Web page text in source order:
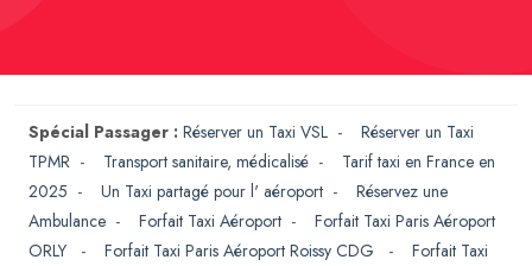
Spécial Passager : Réserver un Taxi VSL - Réserver un Taxi
TPMR - Transport sanitaire, médicalisé - Tarif taxi en France en
2025 - Un Taxi partagé pour l' aéroport - Réservez une
Ambulance - Forfait Taxi Aéroport - Forfait Taxi Paris Aéroport
ORLY
- Forfait Taxi Paris Aéroport Roissy CDG - Forfait Taxi